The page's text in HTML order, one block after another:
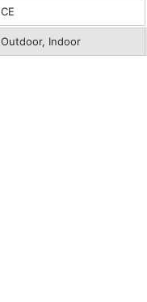
CE
Outdoor, Indoor